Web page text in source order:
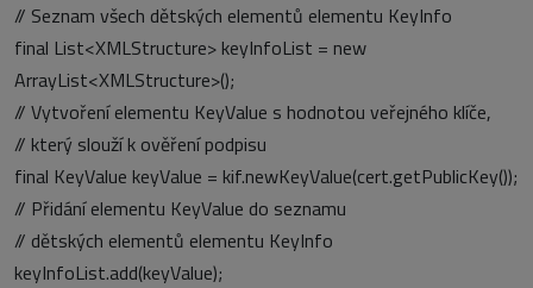
// Seznam všech dětských elementů elementu KeyInfo
final List<XMLStructure> keyInfoList = new
ArrayList<XMLStructure>();
// Vytvoření elementu KeyValue s hodnotou veřejného klíče,
// který slouží k ověření podpisu
final KeyValue keyValue = kif.newKeyValue(cert.getPublicKey());
// Přidání elementu KeyValue do seznamu
// dětských elementů elementu KeyInfo
keyInfoList.add(keyValue);